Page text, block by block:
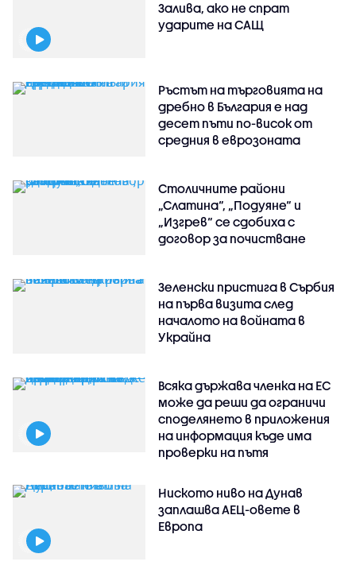
Залива, ако не спрат
ударите на САЩ
Ръстът на търговията на
дребно в България е над
десет пъти по-висок от
средния в еврозоната
Столичните райони
„Слатина“, „Подуяне“ и
„Изгрев“ се сдобиха с
договор за почистване
Зеленски пристига в Сърбия
на първа визита след
началото на войната в
Украйна
Всяка държава членка на ЕС
може да реши да ограничи
споделянето в приложения
на информация къде има
проверки на пътя
Ниското ниво на Дунав
заплашва АЕЦ-овете в
Европа